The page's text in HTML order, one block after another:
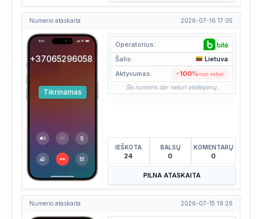
Numerio ataskaita 2026-07-16 17:05
+37065296058
Tikrinamas
Operatorius:
Šalis:
Lietuva
Aktyvumas:
-100%nuo vakar
Šis numeris dar neturi atsiliepimų.
IEŠKOTA
24
BALSŲ
0
KOMENTARŲ
0
PILNA ATASKAITA
Numerio ataskaita 2026-07-15 19:26